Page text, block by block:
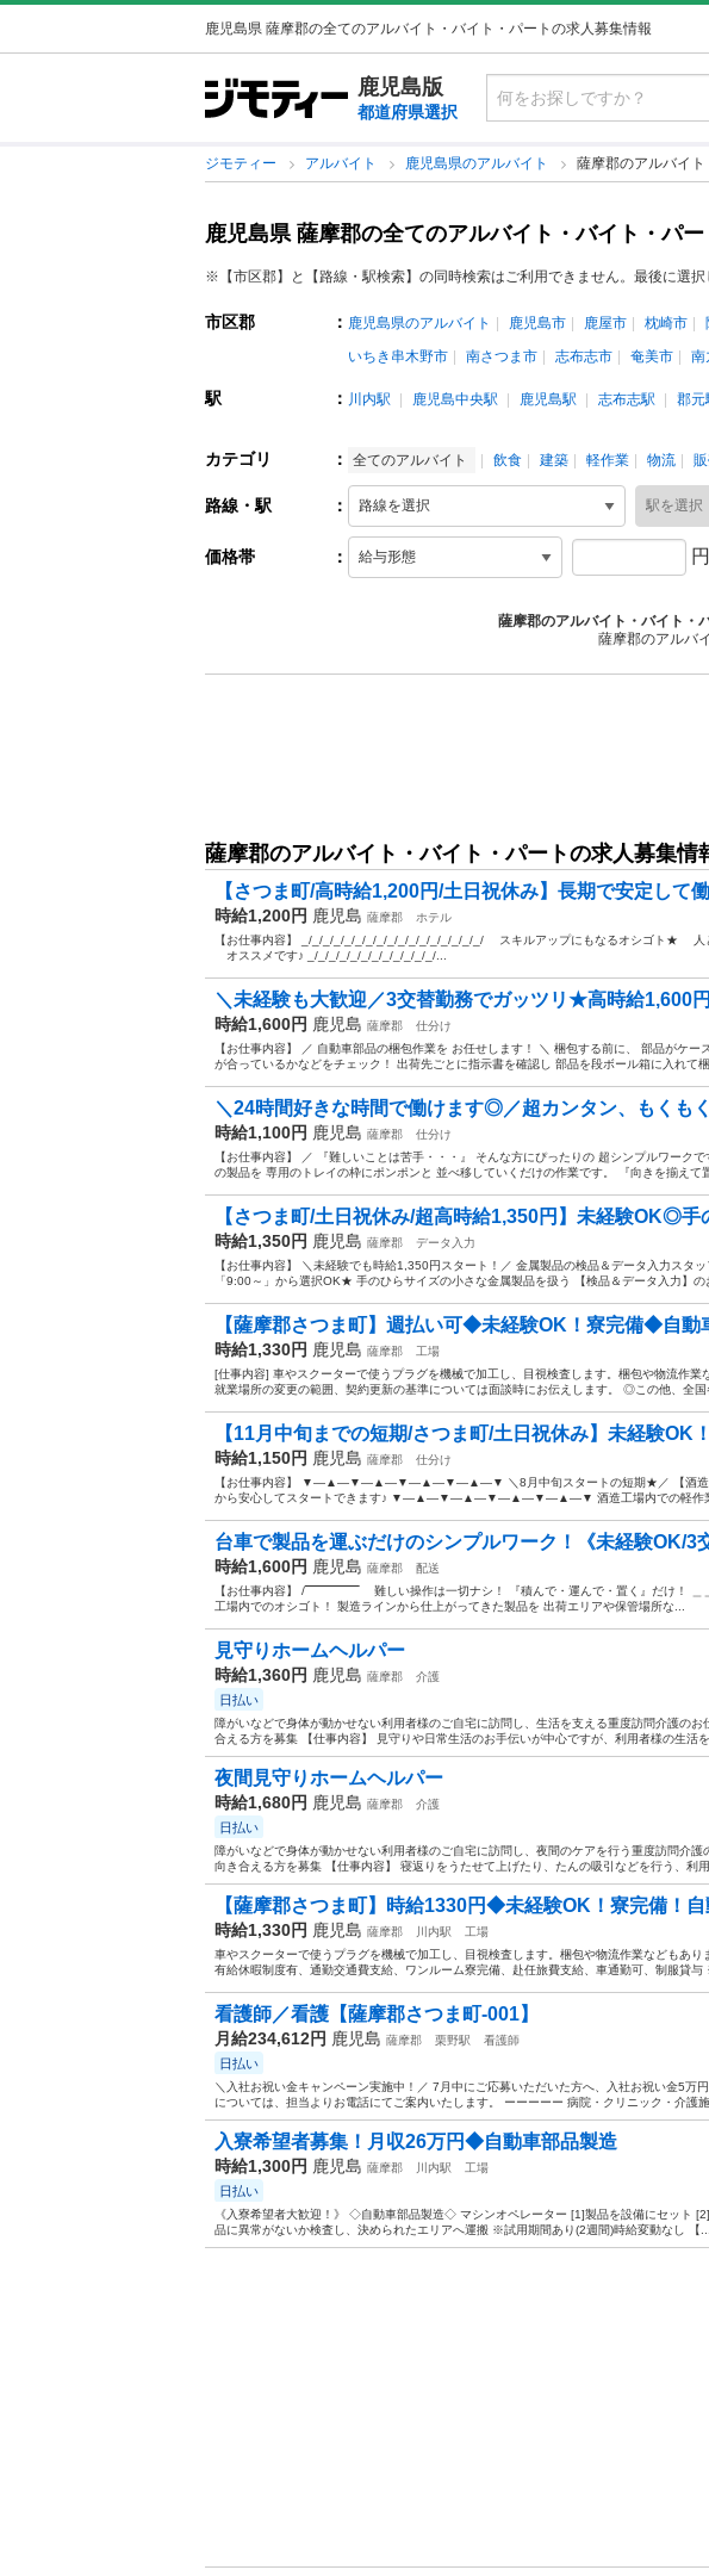
鹿児島県 薩摩郡の全てのアルバイト・バイト・パートの求人募集情報
鹿児島版
都道府県選択
ジモティー アルバイト 鹿児島県のアルバイト 薩摩郡のアルバイト
鹿児島県 薩摩郡の全てのアルバイト・バイト・パ
※【市区郡】と【路線・駅検索】の同時検索はご利用できません。最後に選択
市区郡 ： 鹿児島県のアルバイト 鹿児島市 鹿屋市 枕崎市
いちき串木野市
南さつま市 志布志市 奄美市 南
駅 ： 川内駅 鹿児島中央駅 鹿児島駅 志布志駅 郡元
カテゴリ ： 全てのアルバイト 飲食 建築 軽作業 物流
路線・駅 ：
価格帯 ： 円
薩摩郡のアルバイト・バイト・
薩摩郡のアルバ
薩摩郡のアルバイト・バイト・パートの求人募集情
【さつま町/高時給1,200円/土日祝休み】長期で安定して
時給1,200円 鹿児島 薩摩郡
ホテル
【お仕事内容】 _/_/_/_/_/_/_/_/_/_/_/_/_/_/_/_/_/ スキルアップにもなるオシゴト★ 人
オススメです♪ _/_/_/_/_/_/_/_/_/_/_/_/...
＼未経験も大歓迎／3交替勤務でガッツリ★高時給1,600
時給1,600円 鹿児島 薩摩郡
仕分け
【お仕事内容】 ／ 自動車部品の梱包作業を お任せします！ ＼ 梱包する前に、 部品がケー
が合っているかなどをチェック！ 出荷先ごとに指示書を確認し 部品を段ボール箱に入れて梱
＼24時間好きな時間で働けます◎／超カンタン、もくも
時給1,100円 鹿児島 薩摩郡
仕分け
【お仕事内容】 ／ 『難しいことは苦手・・・』 そんな方にぴったりの 超シンプルワーク
の製品を 専用のトレイの枠にポンポンと 並べ移していくだけの作業です。 『向きを揃えて
【さつま町/土日祝休み/超高時給1,350円】未経験OK◎手
時給1,350円 鹿児島 薩摩郡
データ入力
【お仕事内容】 ＼未経験でも時給1,350円スタート！／ 金属製品の検品＆データ入力スタ
「9:00～」から選択OK★ 手のひらサイズの小さな金属製品を扱う 【検品＆データ入力】の
【薩摩郡さつま町】週払い可◆未経験OK！寮完備◆自動
時給1,330円 鹿児島 薩摩郡
工場
[仕事内容] 車やスクーターで使うプラグを機械で加工し、目視検査します。梱包や物流作業
就業場所の変更の範囲、契約更新の基準については面談時にお伝えします。 ◎この他、全国
【11月中旬までの短期/さつま町/土日祝休み】未経験OK
時給1,150円 鹿児島 薩摩郡
仕分け
【お仕事内容】 ▼—▲—▼—▲—▼—▲—▼—▲—▼ ＼8月中旬スタートの短期★／ 【酒造工
から安心してスタートできます♪ ▼—▲—▼—▲—▼—▲—▼—▲—▼ 酒造工場内での軽作業
台車で製品を運ぶだけのシンプルワーク！《未経験OK/3
時給1,600円 鹿児島 薩摩郡
配送
【お仕事内容】 /‾‾‾‾‾‾‾‾‾‾‾‾‾‾‾ 難しい操作は一切ナシ！ 『積んで・運んで・置く』だけ！
工場内でのオシゴト！ 製造ラインから仕上がってきた製品を 出荷エリアや保管場所な...
見守りホームヘルパー
時給1,360円 鹿児島 薩摩郡 介護
日払い
障がいなどで身体が動かせない利用者様のご自宅に訪問し、生活を支える重度訪問介護の
合える方を募集 【仕事内容】 見守りや日常生活のお手伝いが中心ですが、利用者様の生活
夜間見守りホームヘルパー
時給1,680円 鹿児島 薩摩郡 介護
日払い
障がいなどで身体が動かせない利用者様のご自宅に訪問し、夜間のケアを行う重度訪問介
向き合える方を募集 【仕事内容】 寝返りをうたせて上げたり、たんの吸引などを行う、利
【薩摩郡さつま町】時給1330円◆未経験OK！寮完備！
時給1,330円 鹿児島 薩摩郡 川内駅
工場
車やスクーターで使うプラグを機械で加工し、目視検査します。梱包や物流作業などもあり
有給休暇制度有、通勤交通費支給、ワンルーム寮完備、赴任旅費支給、車通勤可、制服貸与
看護師／看護【薩摩郡さつま町-001】
月給234,612円 鹿児島 薩摩郡 栗野駅 看護師
日払い
＼入社お祝い金キャンペーン実施中！／ 7月中にご応募いただいた方へ、入社お祝い金5万
については、担当よりお電話にてご案内いたします。 ーーーーー 病院・クリニック・介護
入寮希望者募集！月収26万円◆自動車部品製造
時給1,300円 鹿児島 薩摩郡 川内駅 工場
日払い
《入寮希望者大歓迎！》 ◇自動車部品製造◇ マシンオペレーター [1]製品を設備にセット
品に異常がないか検査し、決められたエリアへ運搬 ※試用期間あり(2週間)時給変動なし 【...